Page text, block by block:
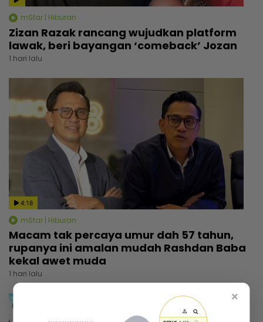
mStar | Hiburan
Zizan Razak rancang wujudkan platform
lawak, beri bayangan ‘comeback’ Jozan
1 hari lalu
4:18
mStar | Hiburan
Macam tak percaya umur dah 57 tahun,
rupanya ini amalan mudah Rashdan Baba
kekal awet muda
1 hari lalu
×